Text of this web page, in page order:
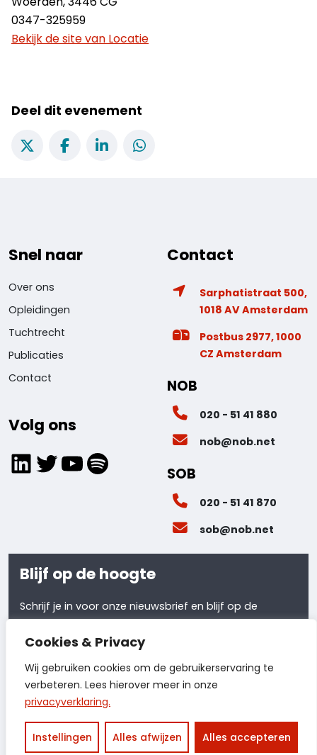
Cookies & Privacy
Wij gebruiken cookies om de gebruikerservaring te
verbeteren. Lees hierover meer in onze
privacyverklaring.
Instellingen Alles afwijzen Alles accepteren
0347-325959
Bekijk de site van Locatie
Deel dit evenement
Snel naar
Over ons
Opleidingen
Tuchtrecht
Publicaties
Contact
Volg ons
LinkedIn
Twitter
YouTube
Spotify
Contact
Sarphatistraat 500,
1018 AV Amsterdam
Postbus 2977, 1000
CZ Amsterdam
NOB
020 - 51 41 880
nob@nob.net
SOB
020 - 51 41 870
sob@nob.net
Blijf op de hoogte
Schrijf je in voor onze nieuwsbrief en blijf op de
hoogte van al ons laatste nieuws.
Meld je aan
© 2026 - NOB Privacyverklaring